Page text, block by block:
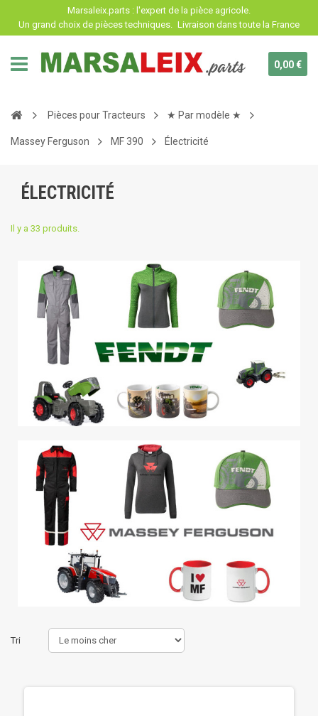
Marsaleix.parts : l'expert de la pièce agricole.
Un grand choix de pièces techniques. Livraison dans toute la France
0,00 €
Pièces pour Tracteurs ★ Par modèle ★
Massey Ferguson MF 390 Électricité
ÉLECTRICITÉ
Il y a 33 produits.
Tri
Panneau de gestion des cookies